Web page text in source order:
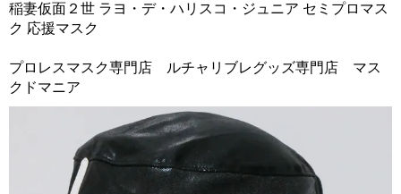
稲妻仮面２世 ラヨ・デ・ハリスコ・ジュニア セミプロマス
ク 応援マスク
プロレスマスク専門店 ルチャリブレグッズ専門店 マス
クドマニア